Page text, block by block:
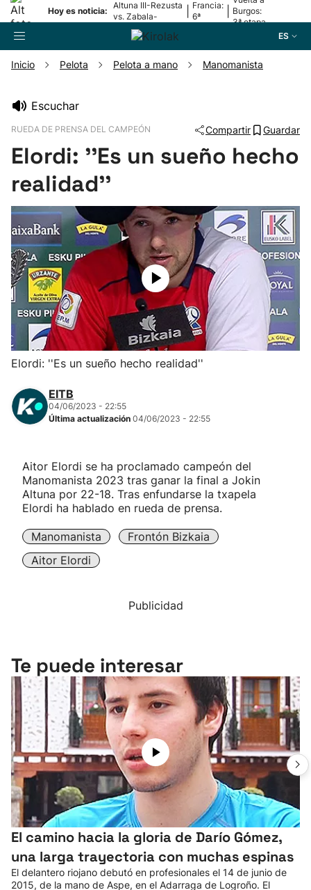
Hoy es noticia:
Altuna III-Rezusta
vs. Zabala-
Zabaleta
Francia:
6ª
Burgos:
3ª etapa
ES
Pelota
Remo
Baloncesto
Ciclismo
Herri-kirolak
Balonmano
Kirolak 360
Carreras de montaña
"Helmuga"
Inicio Pelota Pelota a mano Manomanista
Escuchar
RUEDA DE PRENSA DEL CAMPEÓN Compartir Guardar
Elordi: ''Es un sueño hecho
realidad''
Elordi: ''Es un sueño hecho realidad''
EITB
04/06/2023 - 22:55
Última actualización 04/06/2023 - 22:55
Aitor Elordi se ha proclamado campeón del
Manomanista 2023 tras ganar la final a Jokin
Altuna por 22-18. Tras enfundarse la txapela
Elordi ha hablado en rueda de prensa.
Manomanista
Frontón Bizkaia
Aitor Elordi
Publicidad
Te puede interesar
El camino hacia la gloria de Darío Gómez,
una larga trayectoria con muchas espinas
El delantero riojano debutó en profesionales el 14 de junio de
2015, de la mano de Aspe, en el Adarraga de Logroño. El